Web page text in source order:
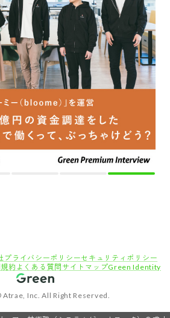
プライバシーポリシーセキュリティポリシー
約 よくある質問 サイトマップGreen Identity
Inc. All Right Reserved.